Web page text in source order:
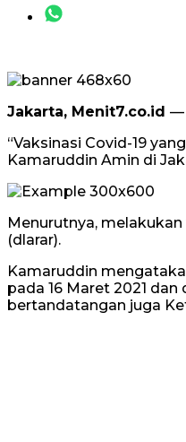
Jakarta, Menit7.co.id —
“Vaksinasi Covid-19
Kamaruddin Amin di
Menurutnya,
(dlarar).
Kamaruddin
pada 16 Maret 2021
bertandatangan juga